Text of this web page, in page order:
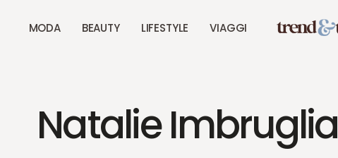
MODA BEAUTY LIFESTYLE VIAGGI
Natalie Imbruglia